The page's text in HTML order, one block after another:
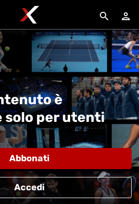
search person
è
solo per utenti
Abbonati
Accedi